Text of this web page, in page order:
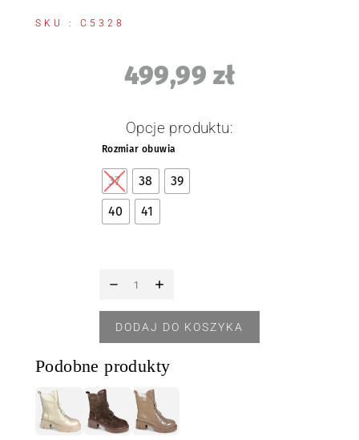
SKU : C5328
499,99 zł
Opcje produktu:
Rozmiar obuwia
37 38
39
40
41
DODAJ DO KOSZYKA
Podobne produkty